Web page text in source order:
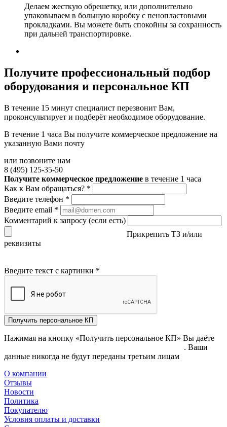
Делаем жесткую обрешетку, или дополнительно
упаковываем в большую коробку с пенопластовыми
прокладками. Вы можете быть спокойны за сохранность
при дальней транспортировке.
Получите профессиональный подбор
оборудования и персональное КП
В течение 15 минут специалист перезвонит Вам,
проконсультирует и подберёт необходимое оборудование.
В течение 1 часа Вы получите коммерческое предложение на
указанную Вами почту
или позвоните нам
8 (495) 125-35-50
Получите коммерческое предложение в течение 1 часа
Как к Вам обращаться? *
Введите телефон *
Введите email *
Комментарий к запросу (если есть)
Прикрепить ТЗ и/или
реквизиты
Введите текст с картинки *
Получить персональное КП
Нажимая на кнопку «Получить персональное КП» Вы даёте
. Ваши
данные никогда не будут переданы третьим лицам
О компании
Отзывы
Новости
Политика
Покупателю
Условия оплаты и доставки